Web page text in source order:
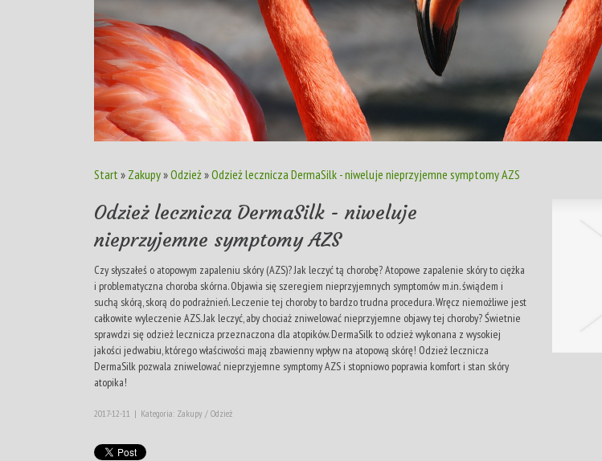
Start » Zakupy»Odzież»Odzież lecznicza DermaSilk - niweluje nieprzyjemne symptomy AZS
Odzież lecznicza DermaSilk - niweluje
nieprzyjemne symptomy AZS
Czy słyszałeś o atopowym zapaleniu skóry (AZS)? Jak leczyć tą chorobę? Atopowe zapalenie skóry to ciężka
i problematyczna choroba skórna. Objawia się szeregiem nieprzyjemnych symptomów m.in. świądem i
suchą skórą, skorą do podrażnień. Leczenie tej choroby to bardzo trudna procedura. Wręcz niemożliwe jest
całkowite wyleczenie AZS. Jak leczyć, aby chociaż zniwelować nieprzyjemne objawy tej choroby? Świetnie
sprawdzi się odzież lecznicza przeznaczona dla atopików. DermaSilk to odzież wykonana z wysokiej
jakości jedwabiu, którego właściwości mają zbawienny wpływ na atopową skórę! Odzież lecznicza
DermaSilk pozwala zniwelować nieprzyjemne symptomy AZS i stopniowo poprawia komfort i stan skóry
atopika!
2017-12-11 | Kategoria: Zakupy / Odzież